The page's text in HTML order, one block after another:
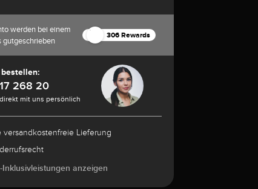
werden bei einem
gutgeschrieben
306 Rewards
268 20
mit uns persönlich
versandkostenfreie Lieferung
Inklusivleistungen anzeigen